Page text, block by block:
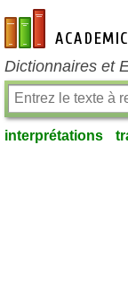
fr-academic.com
Dictionnaires et
interprétations